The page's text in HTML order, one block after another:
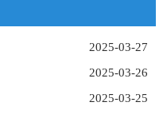
2025-03-27
2025-03-26
2025-03-25